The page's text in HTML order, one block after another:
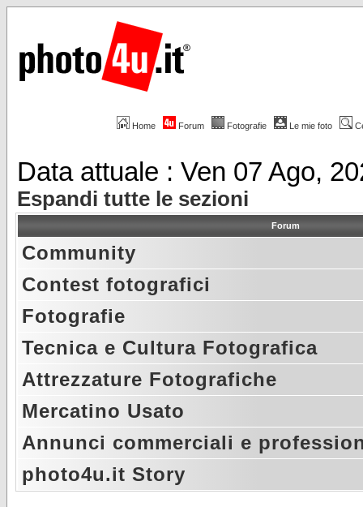
Home Forum Fotografie Le mie foto
Data attuale : Ven 07 Ago,
Espandi tutte le sezioni
Forum
Community
Contest fotografici
Fotografie
Tecnica e Cultura Fotografica
Attrezzature Fotografiche
Mercatino Usato
Annunci commerciali e
photo4u.it Story